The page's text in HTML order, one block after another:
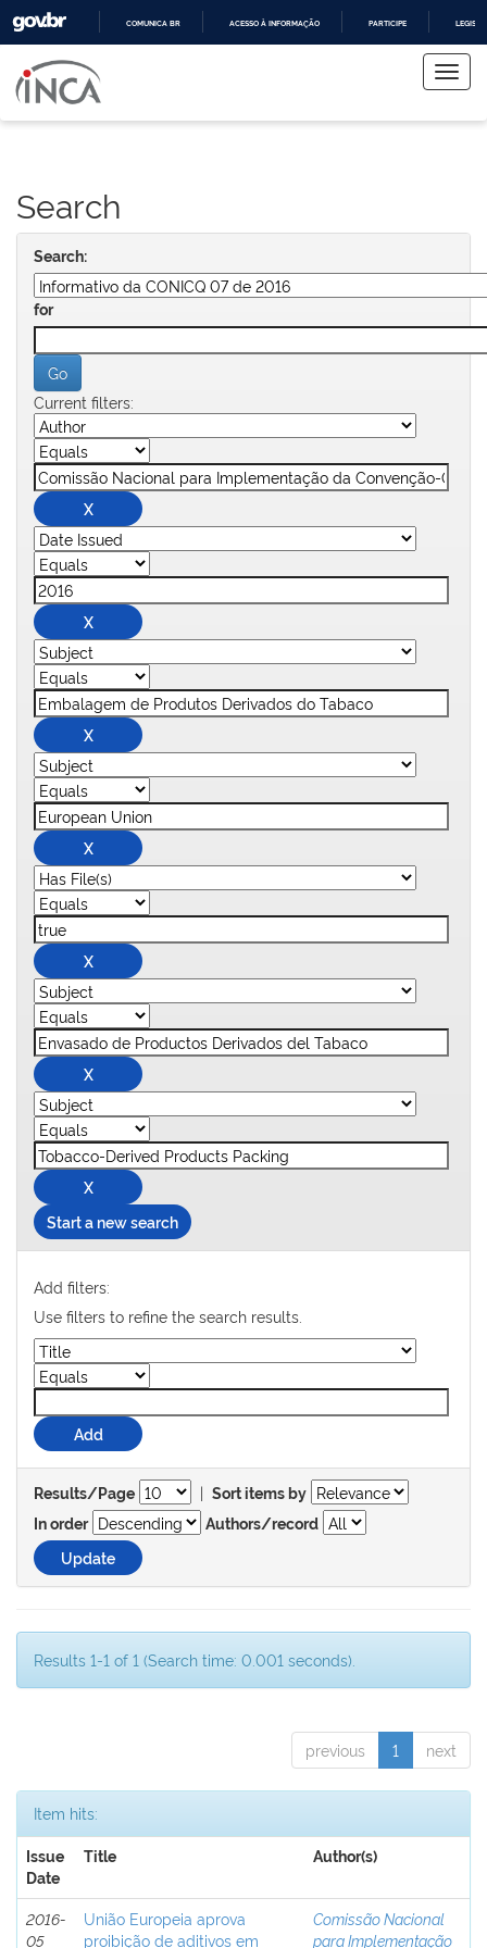
COMUNICA BR ACESSO À INFORMAÇÃO PARTICIPE
navigation
Search
Search:
for
Current filters:
Start a new search
Add filters:
Use filters to refine the search results.
Results/Page | Sort items by
In order
Authors/record
Results 1-1 of 1 (Search time: 0.001 seconds).
previous 1 next
Item hits:
Issue
Date
Title Author(s)
2016-
05
União Europeia aprova
proibição de aditivos em
Comissão Nacional
para Implementação